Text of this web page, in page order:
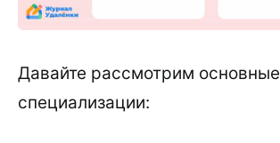
Давайте рассмотрим основные
специализации: